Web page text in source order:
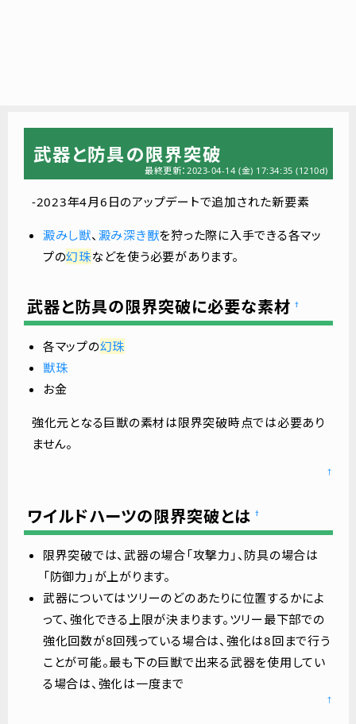
武器と防具の限界突破
最終更新：2023-04-14 (金) 17:34:35 (1210d)
‐2023年4月6日のアップデートで追加された新要素
澱みし獣、 澱み深き獸を狩った際に入手できる各マッ
プの幻珠などを使う必要があります。
武器と防具の限界突破に必要な素材 †
各マップの幻珠
獣珠
お金
強化元となる巨獣の素材は限界突破時点では必要あり
ません。
↑
ワイルドハーツの限界突破とは †
限界突破では、武器の場合「攻撃力」、防具の場合は
「防御力」が上がります。
武器についてはツリーのどのあたりに位置するかによ
って、強化できる上限が決まります。ツリー最下部での
強化回数が8回残っている場合は、強化は8回まで行う
ことが可能。最も下の巨獣で出来る武器を使用してい
る場合は、強化は一度まで
↑